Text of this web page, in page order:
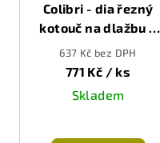
Colibri - dia řezný
kotouč na dlažbu a
obklad, ø76mm
637 Kč bez DPH
771 Kč / ks
Skladem